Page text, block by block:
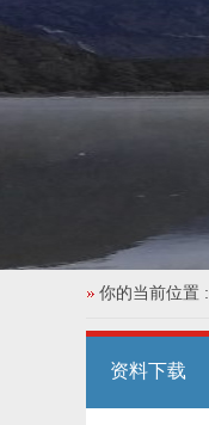
你的当前位置 :
资料下载